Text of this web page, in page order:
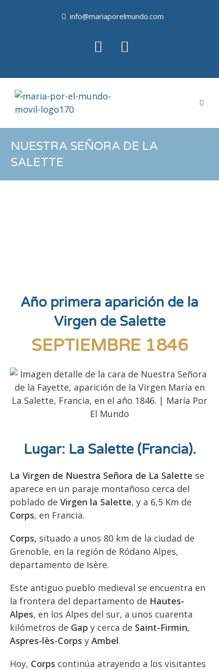
info@mariaporelmundo.com
NUESTRA SEÑORA DE LA
SALETTE
Año primera aparición de la
Virgen de Salette
SEPTIEMBRE 1846
Lugar: La Salette (Francia).
La Virgen de Nuestra Señora de La Salette se
aparece en un paraje montañoso cerca del
poblado de Virgen la Salette, y a 6,5 Km de
Corps, en Francia.
Corps, situado a unos 80 km de la ciudad de
Grenoble, en la región de Ródano Alpes,
departamento de Isère.
Este antiguo pueblo medieval se encuentra en
la frontera del departamento de Hautes-
Alpes, en los Alpes del sur, a unos cuarenta
kilómetros de Gap y cerca de Saint-Firmin,
Aspres-lès-Corps y Ambel.
Hoy, Corps continúa atrayendo a los visitantes